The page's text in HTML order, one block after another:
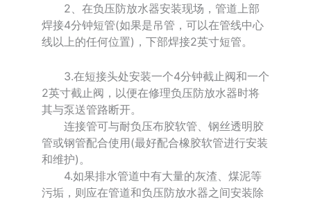
2、在负压防放水器安装现场，管道上部
焊接4分钟短管(如果是吊管，可以在管线中心
线以上的任何位置)，下部焊接2英寸短管。
3.在短接头处安装一个4分钟截止阀和一个
2英寸截止阀，以便在修理负压防放水器时将
其与泵送管路断开。
连接管可与耐负压布胶软管、钢丝透明胶
管或钢管配合使用(最好配合橡胶软管进行安装
和维护)。
4.如果排水管道中有大量的灰渣、煤泥等
污垢，则应在管道和负压防放水器之间安装除